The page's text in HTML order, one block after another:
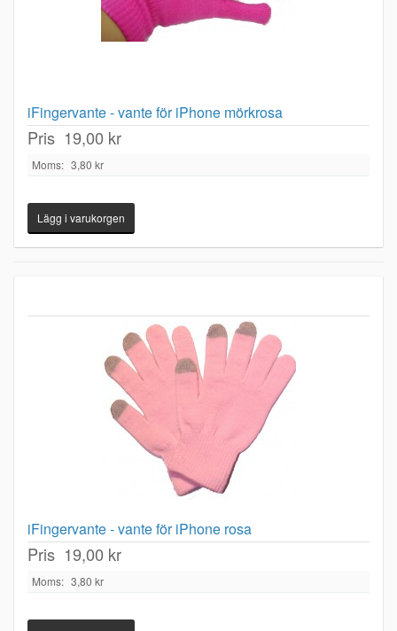
iFingervante - vante för iPhone mörkrosa
Pris 19,00 kr
Moms: 3,80 kr
iFingervante - vante för iPhone rosa
Pris 19,00 kr
Moms: 3,80 kr